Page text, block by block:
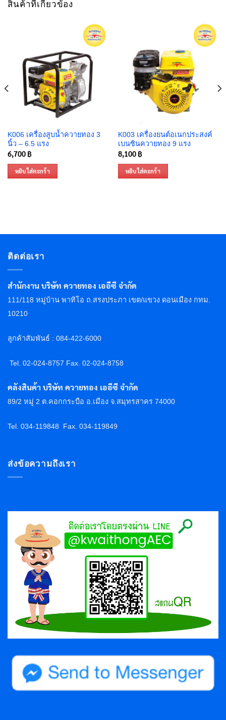
สินค้าที่เกี่ยวข้อง
K006 เครื่องสูบน้ำควายทอง 3
นิ้ว – 6.5 แรง
6,700 ฿
หยิบใส่ตะกร้า
K003 เครื่องยนต์อเนกประสงค์
เบนซินควายทอง 9 แรง
8,100 ฿
หยิบใส่ตะกร้า
ติดต่อเรา
สำนักงาน บริษัท ควายทอง เออีซี จำกัด
111/118 หมู่บ้าน พาทิโอ ถ.สรงประภา เขต/แขวง ดอนเมือง กทม.
10210
ลูกค้าสัมพันธ์ : 084-422-6000
Tel. 02-024-8757 Fax. 02-024-8758
คลังสินค้า บริษัท ควายทอง เออีซี จำกัด
89/2 หมู่ 2 ต.คอกกระบือ อ.เมือง จ.สมุทรสาคร 74000
Tel. 034-119848 Fax. 034-119849
ส่งข้อความถึงเรา